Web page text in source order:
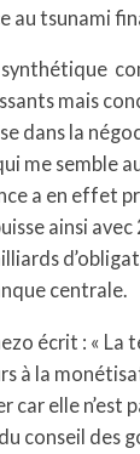
au tsunami
mais
dans la
me semble
a en effet
ainsi
centrale.
écrit : « La
à la
car elle n’est
conseil des